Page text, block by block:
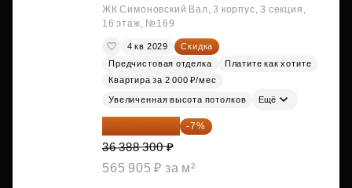
ЖК Симоновский Вал, 3 корпус, 3 секция,
16 этаж, №169
4 кв 2029
Скидка
Предчистовая отделка
Платите как хотите
Квартира за 2 000 ₽/мес
Увеличенная высота потолков Ещё
33 841 119 ₽ -7%
36 388 300 ₽
565 905 ₽ за м²